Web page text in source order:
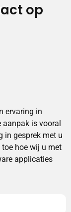
op
ervaring in
aanpak is vooral
in gesprek met u
hoe wij u met
applicaties